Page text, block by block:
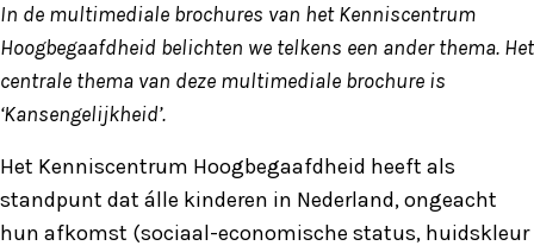
In de multimediale brochures van het Kenniscentrum
Hoogbegaafdheid belichten we telkens een ander thema. Het
centrale thema van deze multimediale brochure is
‘Kansengelijkheid’.
Het Kenniscentrum Hoogbegaafdheid heeft als
standpunt dat álle kinderen in Nederland, ongeacht
hun afkomst (sociaal-economische status, huidskleur